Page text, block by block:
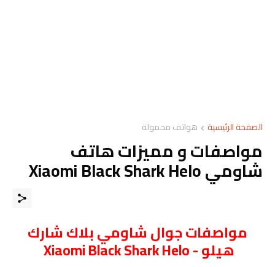
الصفحة الرئيسية هواتف محمولة
مواصفات و مميزات هاتف
شاومي Xiaomi Black Shark Helo
مواصفاتجوالشاومي بلاك شارك
هيلو - Xiaomi Black Shark Helo